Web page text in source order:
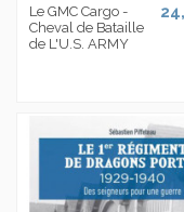
Le GMC Cargo -
Cheval de Bataille
de L'U.S. ARMY